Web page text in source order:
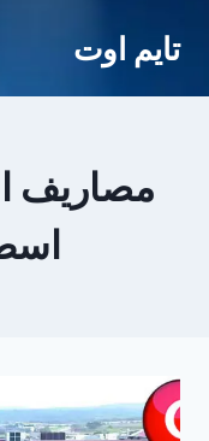
تايم اوت
مصاريف